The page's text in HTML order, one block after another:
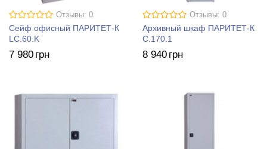
Отзывы: 0
Сейф офисный ПАРИТЕТ-К
LC.60.K
7 980 грн
Отзывы: 0
Архивный шкаф ПАРИТЕТ-К
C.170.1
8 940 грн